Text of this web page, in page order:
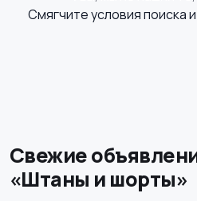
Другое
Смягчите условия поиска
Свежие
«Штаны и шорты»